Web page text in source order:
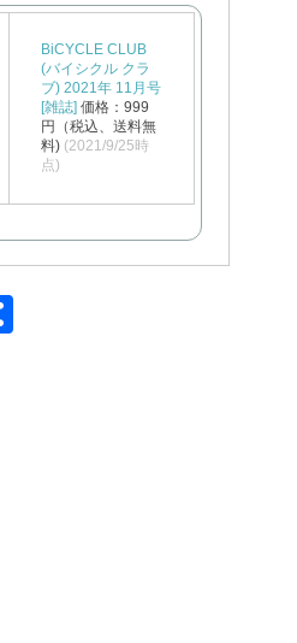
BiCYCLE CLUB
(バイシクル クラ
ブ) 2021年 11月号
[雑誌] 価格：999
円（税込、送料無
料) (2021/9/25時
点)